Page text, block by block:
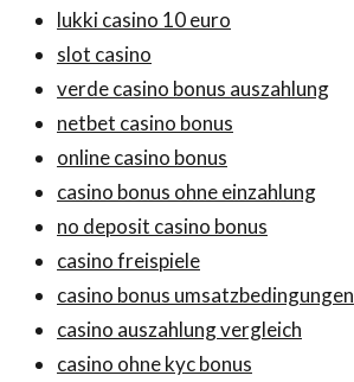
lukki casino 10 euro
slot casino
verde casino bonus auszahlung
netbet casino bonus
online casino bonus
casino bonus ohne einzahlung
no deposit casino bonus
casino freispiele
casino bonus umsatzbedingungen
casino auszahlung vergleich
casino ohne kyc bonus